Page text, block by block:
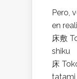
Pero,
en
床敷
shiku
床
tatami